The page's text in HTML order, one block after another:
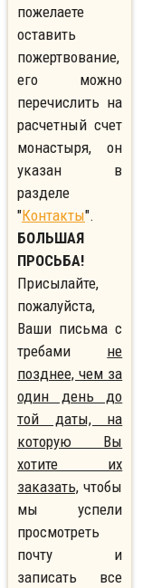
пожелаете
оставить
пожертвование,
его можно
перечислить на
расчетный счет
монастыря, он
указан в
разделе
"Контакты".
БОЛЬШАЯ
ПРОСЬБА!
Присылайте,
пожалуйста,
Ваши письма с
требами не
позднее, чем за
один день до
той даты, на
которую Вы
хотите их
заказать, чтобы
мы успели
просмотреть
почту и
записать все